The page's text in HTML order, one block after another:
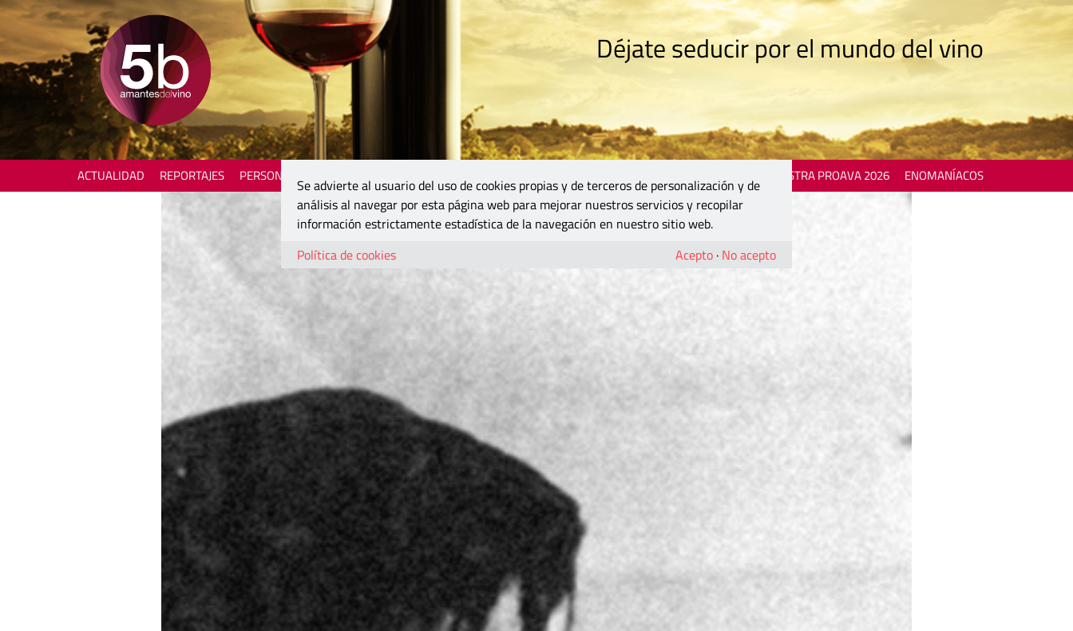
Déjate seducir por el mundo del vino
ACTUALIDAD REPORTAJES PERSONAJES MOSTRA PROAVA 2026 ENOMANÍACOS
Se advierte al usuario del uso de cookies propias y de terceros de personalización y de
análisis al navegar por esta página web para mejorar nuestros servicios y recopilar
información estrictamente estadística de la navegación en nuestro sitio web.
Política de cookies
Acepto · No acepto